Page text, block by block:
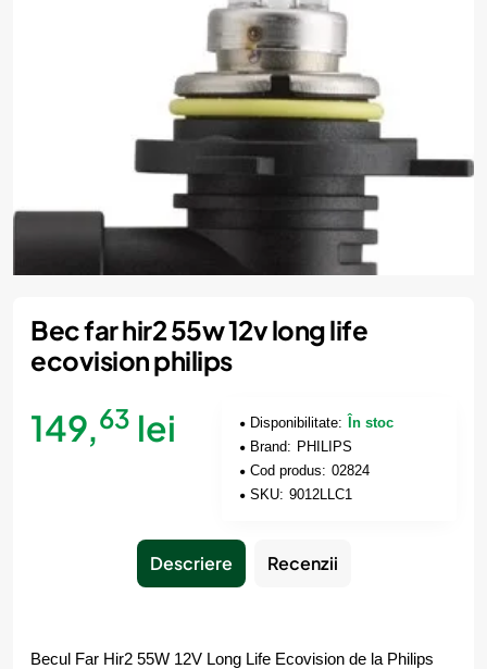
Bec far hir2 55w 12v long life
ecovision philips
149,63 lei Disponibilitate:
În stoc
Brand: PHILIPS
Cod produs: 02824
SKU: 9012LLC1
Descriere Recenzii
Becul Far Hir2 55W 12V Long Life Ecovision de la Philips